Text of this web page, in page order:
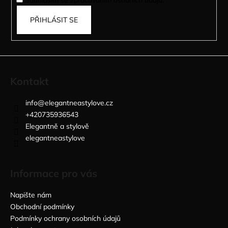
PŘIHLÁSIT SE
info@elegantneastylove.cz
+420735936543
Elegantně a stylově
elegantneastylove
Napište nám
Obchodní podmínky
Podmínky ochrany osobních údajů